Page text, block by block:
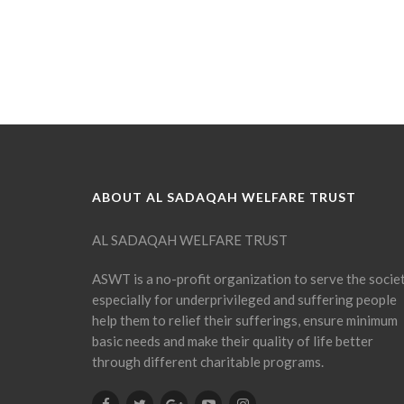
ABOUT AL SADAQAH WELFARE TRUST
AL SADAQAH WELFARE TRUST
ASWT is a no-profit organization to serve the
especially for underprivileged and suffering people
help them to relief their sufferings, ensure minimum
basic needs and make their quality of life better
through different charitable programs.